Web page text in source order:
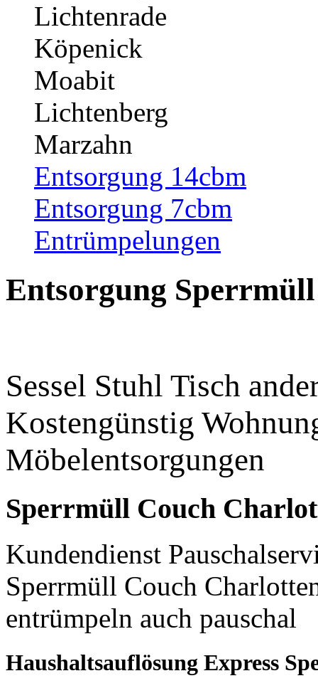
Lichtenrade
Köpenick
Moabit
Lichtenberg
Marzahn
Entsorgung 14cbm
Entsorgung 7cbm
Entrümpelungen
Entsorgung
Sessel Stuhl Tisch
Kostengünstig
Möbelentsorgungen
Sperrmüll Couch
Kundendienst
Sperrmüll Couch
entrümpeln auch pauschal
Haushaltsauflösung Express